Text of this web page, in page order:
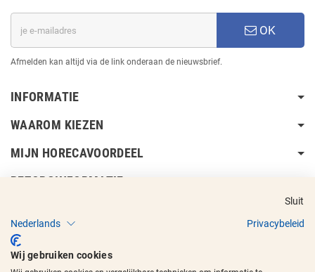
OK
Afmelden kan altijd via de link onderaan de nieuwsbrief.
INFORMATIE
WAAROM KIEZEN
MIJN HORECAVOORDEEL
BEZORGINFORMATIE
Sluit
Nederlands
Privacybeleid
Wij gebruiken cookies